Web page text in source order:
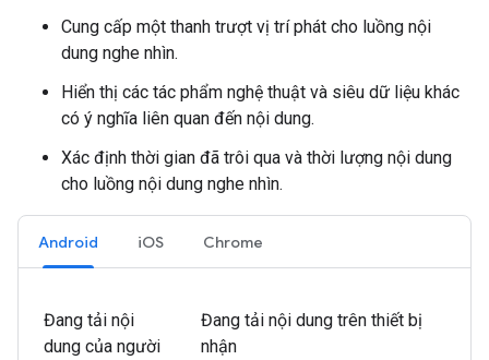
Cung cấp một thanh trượt vị trí phát cho luồng nội
dung nghe nhìn.
Hiển thị các tác phẩm nghệ thuật và siêu dữ liệu khác
có ý nghĩa liên quan đến nội dung.
Xác định thời gian đã trôi qua và thời lượng nội dung
cho luồng nội dung nghe nhìn.
Android iOS Chrome
Đang tải nội
dung của người
Đang tải nội dung trên thiết bị
nhận